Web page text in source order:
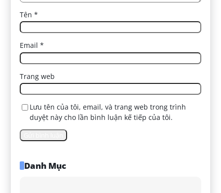
Tên*
Email*
Trang web
Lưu tên của tôi, email, và trang web trong trình
duyệt này cho lần bình luận kế tiếp của tôi.
Danh Mục